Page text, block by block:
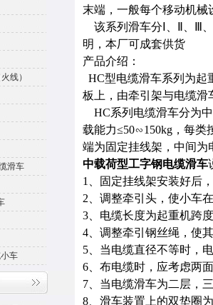
线）
滑车
车
末端，一般每个移动机械
该系列滑车分Ⅰ、Ⅱ、Ⅲ
明，本厂可成套供货
产品介绍：
HC型电缆滑车系列为起
板上，由牵引架与电缆滑
HC系列电缆滑车分为
载能力≤50∽150kg，每类
端为固定挂线架，中间为
中载荷型工字钢电缆滑车
1、固定挂线架安装好后
2、调整牵引头，使小车
3、电缆长度为起重机跨
4、调整牵引钢丝绳，使
5、当电缆直径不等时，
6、布电缆时，应考虑两
7、当电缆滑车为二层，
8、滑车装置上的双垫圈